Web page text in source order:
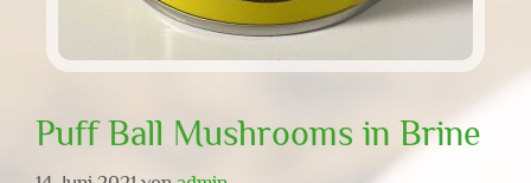
Puff Ball Mushrooms in Brine